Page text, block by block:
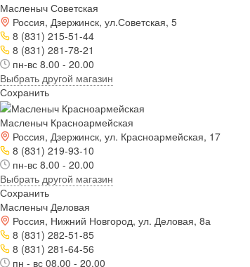
Масленыч Советская
Россия, Дзержинск, ул.Советская, 5
8 (831) 215-51-44
8 (831) 281-78-21
пн-вс 8.00 - 20.00
Выбрать другой магазин
Сохранить
Масленыч Красноармейская
Россия, Дзержинск, ул. Красноармейская, 17
8 (831) 219-93-10
пн-вс 8.00 - 20.00
Выбрать другой магазин
Сохранить
Масленыч Деловая
Россия, Нижний Новгород, ул. Деловая, 8а
8 (831) 282-51-85
8 (831) 281-64-56
пн - вс 08.00 - 20.00